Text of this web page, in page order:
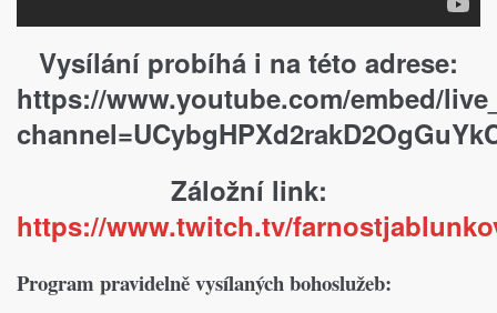
Vysílání probíhá i na této adrese:
https://www.youtube.com/embed/
Záložní link:
https://www.twitch.tv/
Program pravidelně vysílaných bohoslužeb: